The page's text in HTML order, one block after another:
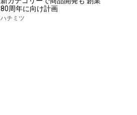
80周年に向け計画
ハチミツ